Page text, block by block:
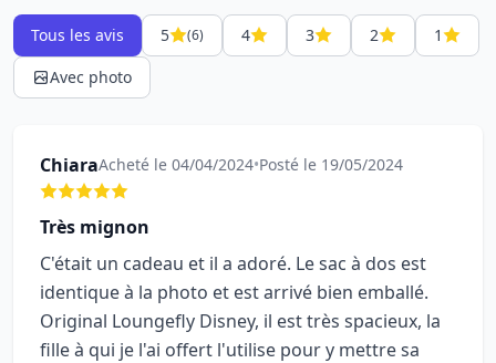
Tous les avis 5 (6) 4 3 2
1
Avec photo
ChiaraAcheté le 04/04/2024•Posté le 19/05/2024
Très mignon
C'était un cadeau et il a adoré. Le sac à dos est
identique à la photo et est arrivé bien emballé.
Original Loungefly Disney, il est très spacieux, la
fille à qui je l'ai offert l'utilise pour y mettre sa